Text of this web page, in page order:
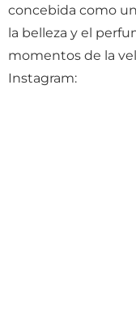
concebida como
la belleza y el
momentos de la
Instagram: